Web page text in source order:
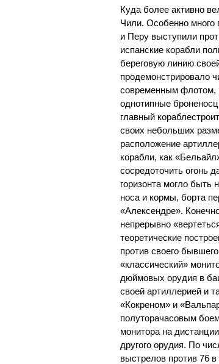
Куда более активно
Чили. Особенно много
и Перу выступили
испанские корабли
береговую линию
продемонстрировало
современным флотом,
однотипные
главный
своих небольших
расположение
корабли, как
сосредоточить огонь
горизонта могло быть
носа и кормы, борта
«Алексендре».
непрерывно
теоретические
против своего
«классический»
дюймовых орудия в
своей артиллерией и
«Кокреном» и
полуторачасовым
монитора на
другого орудия. По
выстрелов против 76